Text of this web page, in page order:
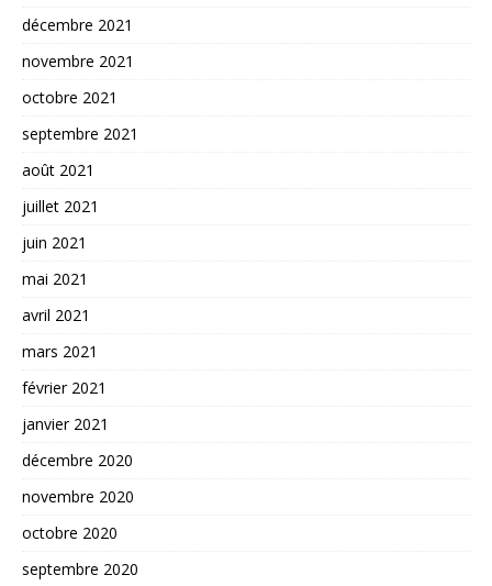
décembre 2021
novembre 2021
octobre 2021
septembre 2021
août 2021
juillet 2021
juin 2021
mai 2021
avril 2021
mars 2021
février 2021
janvier 2021
décembre 2020
novembre 2020
octobre 2020
septembre 2020